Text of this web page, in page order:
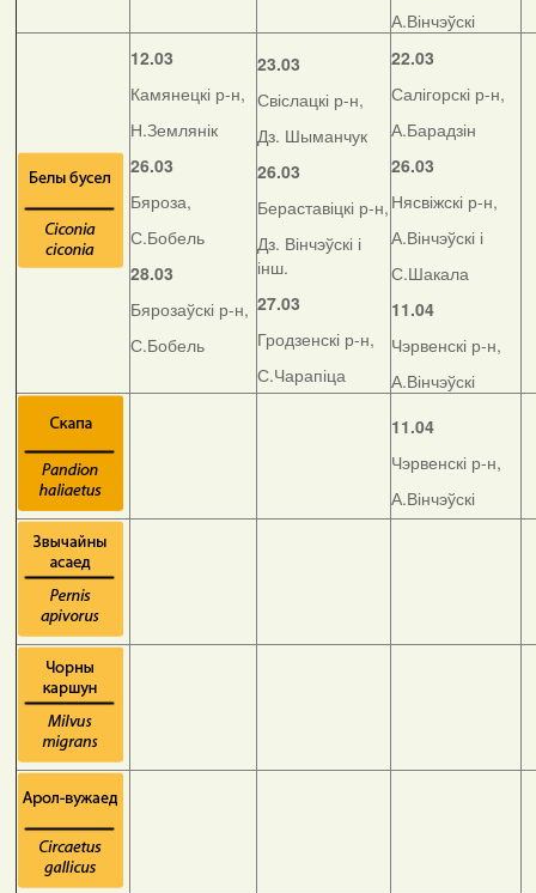
А.Вінчэўскі
12.03
Камянецкі р-н,
Н.Землянік
26.03
Бяроза,
С.Бобель
28.03
Бярозаўскі р-н,
С.Бобель
23.03
Свіслацкі р-н,
Дз. Шыманчук
26.03
Бераставіцкі р-н,
Дз. Вінчэўскі і
інш.
27.03
Гродзенскі р-н,
С.Чарапіца
22.03
Салігорскі р-н,
А.Барадзін
26.03
Нясвіжскі р-н,
А.Вінчэўскі і
С.Шакала
11.04
Чэрвенскі р-н,
А.Вінчэўскі
11.04
Чэрвенскі р-н,
А.Вінчэўскі